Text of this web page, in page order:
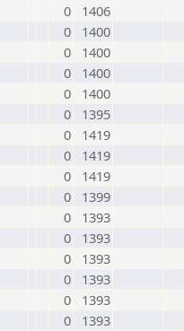
0
1406
0
1400
0
1400
0
1400
0
1400
0
1395
0
1419
0
1419
0
1419
0
1399
0
1393
0
1393
0
1393
0
1393
0
1393
0
1393